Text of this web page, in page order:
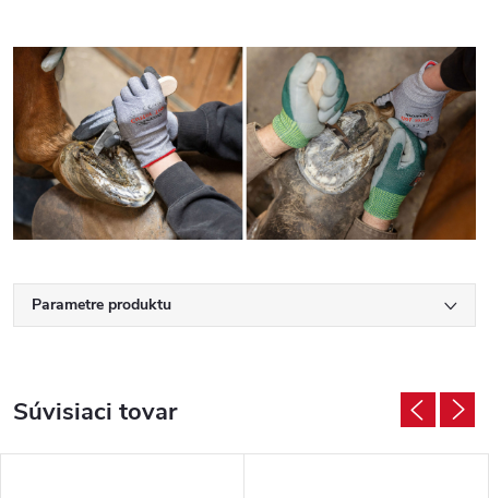
Parametre produktu
Súvisiaci tovar